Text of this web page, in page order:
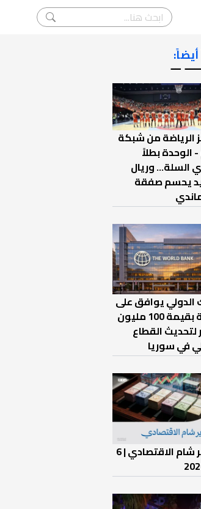
أيضاً:
ــ
الرياضة من شبكة
الوحدة بطلاً
السلة... وريال
يحسم صفقة
الدولي يوافق على
منحة بقيمة 100 مليون
لتحديث القطاع
في سوريا
تقرير شام الاقتصادي | 6